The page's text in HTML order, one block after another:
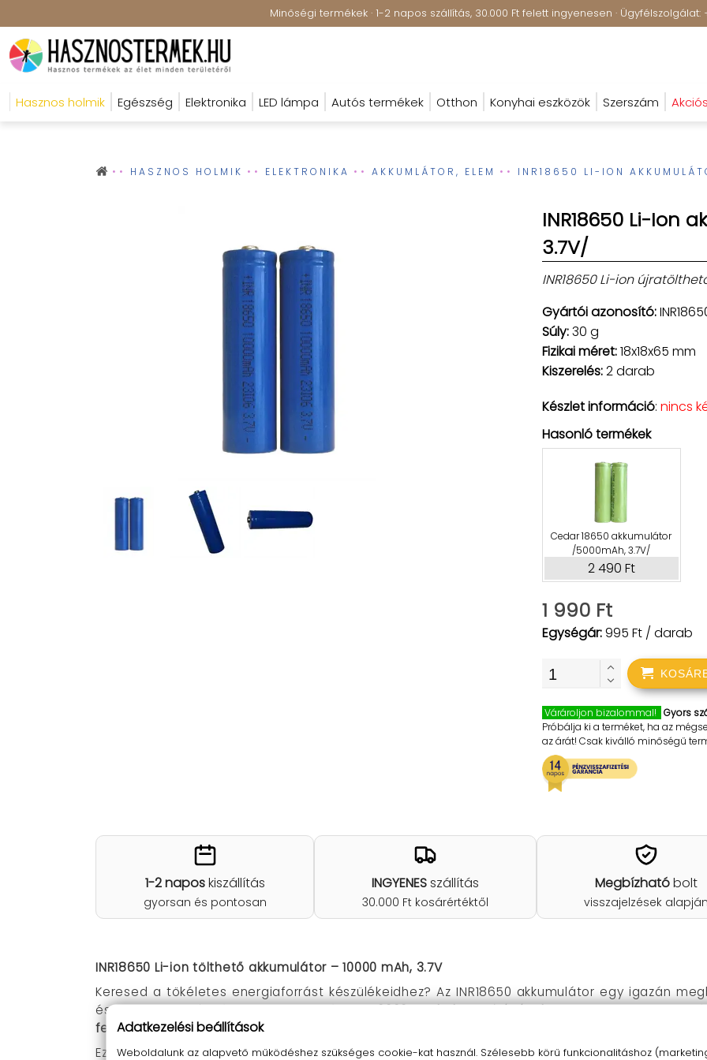
Minőségi termékek · 1-2 napos szállítás, 30.000 Ft felett ingyenesen ·
Hasznos holmik Egészség Elektronika LED lámpa Autós termékek Otthon Konyhai eszközök Szerszám
HASZNOS HOLMIK ELEKTRONIKA AKKUMLÁTOR, ELEM INR18650 LI-ION
INR18650 Li-Ion
3.7V/
INR18650 Li-ion
Gyártói azonosító:
Súly:30 g
Fizikai méret:18x18x65 mm
Kiszerelés:2 darab
Készlet információ: nincs
Hasonló termékek
Cedar 18650 akkumulátor
/5000mAh, 3.7V/
2 490 Ft
1 990 Ft
Egységár:995 Ft / darab
Várároljon bizalommal! Gyors
Próbálja ki a terméket, ha az
az árát! Csak kiválló minőségű
1-2 naposkiszállítás
gyorsan és pontosan
INGYENESszállítás
30.000 Ft kosárértéktől
Megbízhatóbolt
visszajelzések alapján
INR18650 Li-ion tölthető akkumulátor – 10000 mAh, 3.7V
Keresed a tökéletes energiaforrást készülékeidhez? Az INR18650 akkumulátor egy igazán
és stabil teljesítményre van szükséged.10000 mAh kapacitásánakköszönhetően
feszültségeideális a legtöbb modern eszközhöz.
Ez a kék színű Li-ion akkumulátorkúpos pozitív oldallal készült,ami még több kompatibilitást
Adatkezelési beállítások
Weboldalunk az alapvető működéshez szükséges cookie-kat használ. Szélesebb körű funkcionalitáshoz